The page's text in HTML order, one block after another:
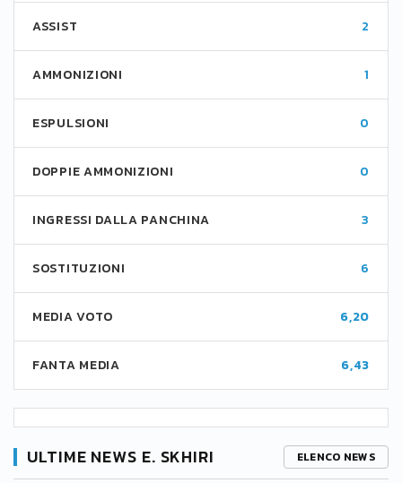
ASSIST 2
AMMONIZIONI 1
ESPULSIONI 0
DOPPIE AMMONIZIONI 0
INGRESSI DALLA PANCHINA 3
SOSTITUZIONI 6
MEDIA VOTO 6,20
FANTA MEDIA 6,43
ULTIME NEWS E. SKHIRI ELENCO NEWS